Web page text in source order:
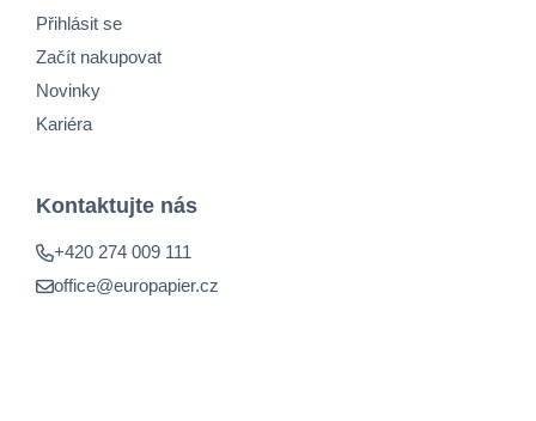
Přihlásit se
Začít nakupovat
Novinky
Kariéra
Kontaktujte nás
+420 274 009 111
office@europapier.cz